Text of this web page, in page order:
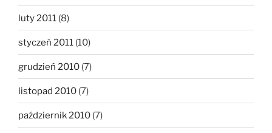
luty 2011 (8)
styczeń 2011 (10)
grudzień 2010 (7)
listopad 2010 (7)
październik 2010 (7)